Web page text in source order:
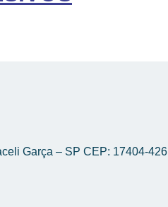
Garça – SP CEP: 17404-426